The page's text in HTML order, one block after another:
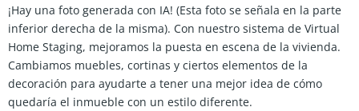
¡Hay una foto generada con IA! (Esta foto se señala en la parte
inferior derecha de la misma). Con nuestro sistema de Virtual
Home Staging, mejoramos la puesta en escena de la vivienda.
Cambiamos muebles, cortinas y ciertos elementos de la
decoración para ayudarte a tener una mejor idea de cómo
quedaría el inmueble con un estilo diferente.